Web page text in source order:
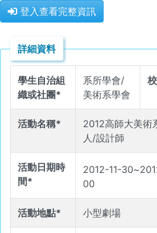
登入查看完整資訊
詳細資料
學生自治組
織或社團*
系所學會/
美術系學會
活動名稱*
2012高師大美術
人/設計師
活動日期時
間*
2012-11-30~
00
活動地點* 小型劇場